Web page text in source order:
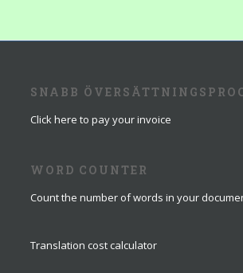
SNABB
Click here to pay your invoice
WORD COUNTER
Count the number of words in your
Translation cost calculator